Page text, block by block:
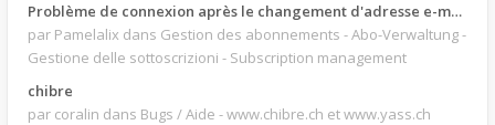
Problème de connexion après le changement d'adresse e-mail.
par Pamelalix dans Gestion des abonnements - Abo-Verwaltung -
Gestione delle sottoscrizioni - Subscription management
chibre
par coralin dans Bugs / Aide - www.chibre.ch et www.yass.ch